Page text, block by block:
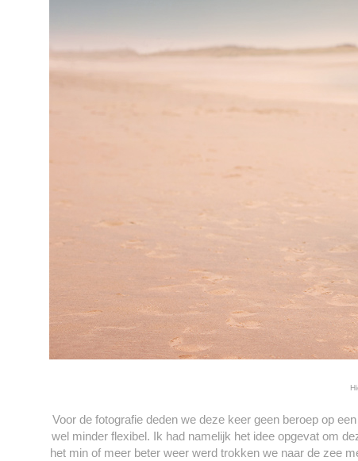
Voor de fotografie deden we deze keer geen beroep op
wel minder flexibel. Ik had namelijk het idee opgevat om
het min of meer beter weer werd trokken we naar de zee